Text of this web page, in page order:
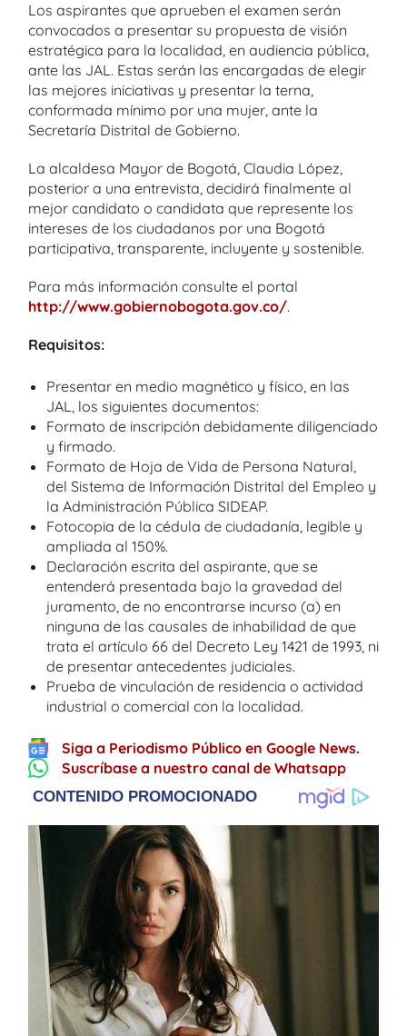
Los aspirantes que aprueben el examen serán
convocados a presentar su propuesta de visión
estratégica para la localidad, en audiencia pública,
ante las JAL. Estas serán las encargadas de elegir
las mejores iniciativas y presentar la terna,
conformada mínimo por una mujer, ante la
Secretaría Distrital de Gobierno.
La alcaldesa Mayor de Bogotá, Claudia López,
posterior a una entrevista, decidirá finalmente al
mejor candidato o candidata que represente los
intereses de los ciudadanos por una Bogotá
participativa, transparente, incluyente y sostenible.
Para más información consulte el portal
http://www.gobiernobogota.gov.co/.
Requisitos:
Presentar en medio magnético y físico, en las
JAL, los siguientes documentos:
Formato de inscripción debidamente diligenciado
y firmado.
Formato de Hoja de Vida de Persona Natural,
del Sistema de Información Distrital del Empleo y
la Administración Pública SIDEAP.
Fotocopia de la cédula de ciudadanía, legible y
ampliada al 150%.
Declaración escrita del aspirante, que se
entenderá presentada bajo la gravedad del
juramento, de no encontrarse incurso (a) en
ninguna de las causales de inhabilidad de que
trata el artículo 66 del Decreto Ley 1421 de 1993, ni
de presentar antecedentes judiciales.
Prueba de vinculación de residencia o actividad
industrial o comercial con la localidad.
Siga a Periodismo Público en Google News.
Suscríbase a nuestro canal de Whatsapp